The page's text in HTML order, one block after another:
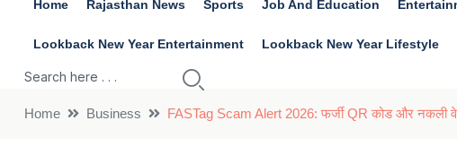
Home Rajasthan News Sports Job And Education
Lookback New Year Entertainment Lookback New Year Lifestyle
Home Business FASTag Scam Alert 2026: फर्जी QR कोड और नकली